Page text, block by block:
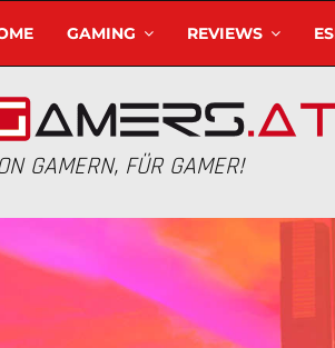
GAMING REVIEWS
GAMERN, FÜR GAMER!